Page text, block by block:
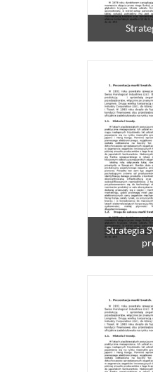
Strategia